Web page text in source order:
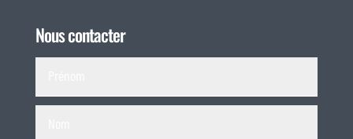
Nous contacter